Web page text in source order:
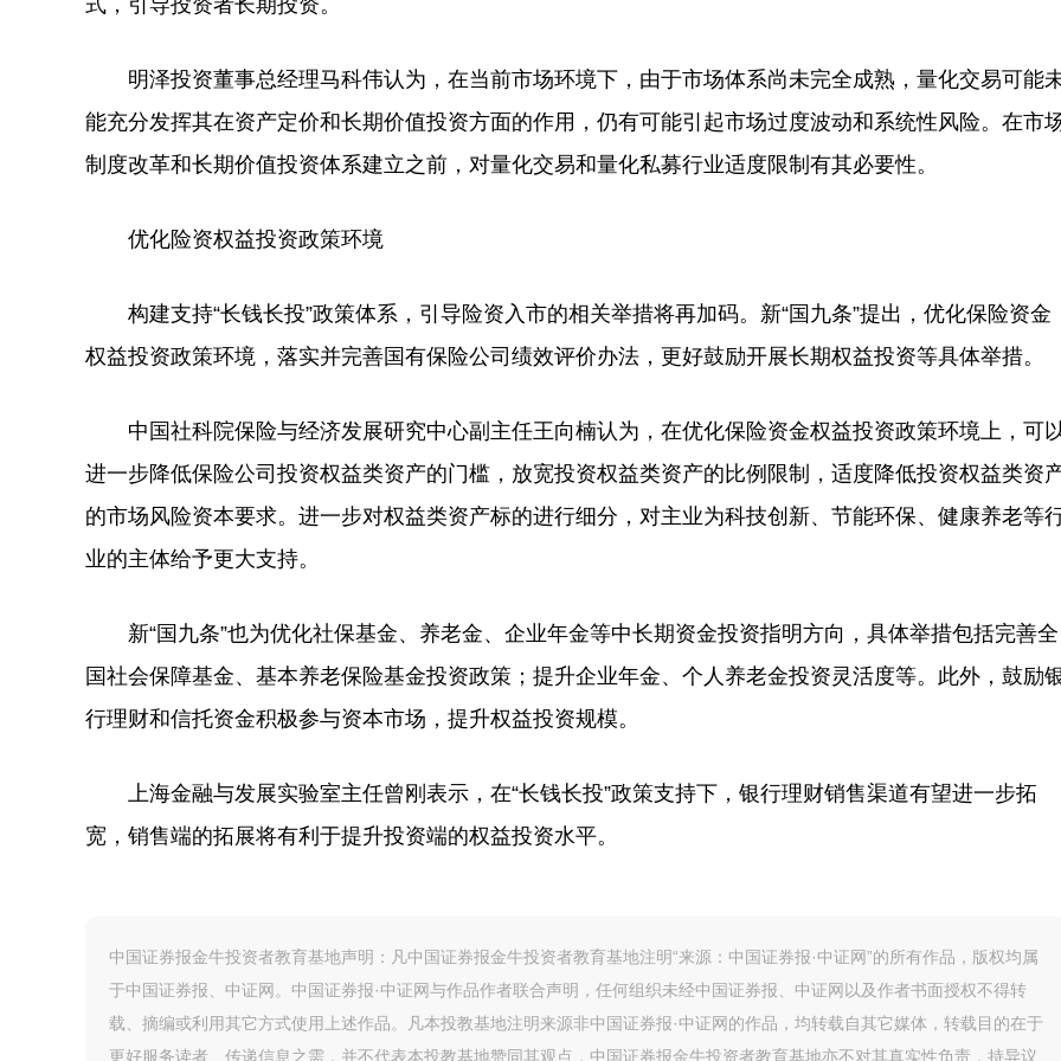
式，引导投资者长期投资。
明泽投资董事总经理马科伟认为，在当前市场环境下，由于市场体系尚未完全成熟，量化交易可能
能充分发挥其在资产定价和长期价值投资方面的作用，仍有可能引起市场过度波动和系统性风险。在市
制度改革和长期价值投资体系建立之前，对量化交易和量化私募行业适度限制有其必要性。
优化险资权益投资政策环境
构建支持“长钱长投”政策体系，引导险资入市的相关举措将再加码。新“国九条”提出，优化保险资金
权益投资政策环境，落实并完善国有保险公司绩效评价办法，更好鼓励开展长期权益投资等具体举措。
中国社科院保险与经济发展研究中心副主任王向楠认为，在优化保险资金权益投资政策环境上，可
进一步降低保险公司投资权益类资产的门槛，放宽投资权益类资产的比例限制，适度降低投资权益类资
的市场风险资本要求。进一步对权益类资产标的进行细分，对主业为科技创新、节能环保、健康养老等
业的主体给予更大支持。
新“国九条”也为优化社保基金、养老金、企业年金等中长期资金投资指明方向，具体举措包括完善全
国社会保障基金、基本养老保险基金投资政策；提升企业年金、个人养老金投资灵活度等。此外，鼓励
行理财和信托资金积极参与资本市场，提升权益投资规模。
上海金融与发展实验室主任曾刚表示，在“长钱长投”政策支持下，银行理财销售渠道有望进一步拓
宽，销售端的拓展将有利于提升投资端的权益投资水平。
中国证券报金牛投资者教育基地声明：凡中国证券报金牛投资者教育基地注明“来源：中国证券报·中证网”的所有作品，版权均属
于中国证券报、中证网。中国证券报·中证网与作品作者联合声明，任何组织未经中国证券报、中证网以及作者书面授权不得转
载、摘编或利用其它方式使用上述作品。凡本投教基地注明来源非中国证券报·中证网的作品，均转载自其它媒体，转载目的在于
更好服务读者、传递信息之需，并不代表本投教基地赞同其观点，中国证券报金牛投资者教育基地亦不对其真实性负责，持异议